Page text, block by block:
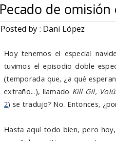
Pecado de
Posted by : Dani López
Hoy tenemos el especial
tuvimos el episodio doble
(temporada que, ¿a qué
extraño...), llamado Kill Gil,
2) se tradujo? No. Entonces,
Hasta aquí todo bien, pero